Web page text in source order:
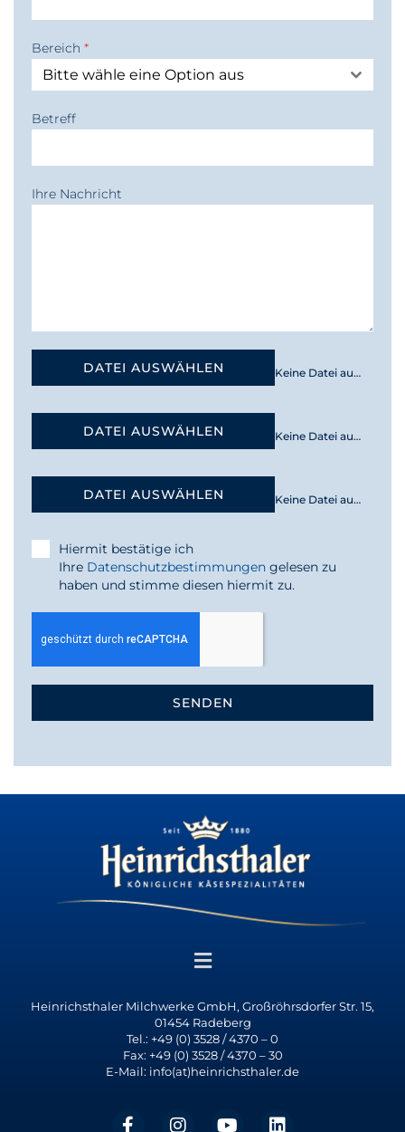
Bereich *
Bitte wähle eine Option aus
Betreff
Ihre Nachricht
DATEI AUSWÄHLEN Keine Datei ausgewählt
DATEI AUSWÄHLEN Keine Datei ausgewählt
DATEI AUSWÄHLEN Keine Datei ausgewählt
Hiermit bestätige ich
Ihre Datenschutzbestimmungen gelesen zu
haben und stimme diesen hiermit zu.
SENDEN
Heinrichsthaler Milchwerke GmbH, Großröhrsdorfer Str. 15,
01454 Radeberg
Tel.: +49 (0) 3528 / 4370 – 0
Fax: +49 (0) 3528 / 4370 – 30
E-Mail: info(at)heinrichsthaler.de